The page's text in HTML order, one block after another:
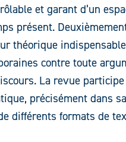
et garant d’un
présent.
théorique
contre toute
La revue
précisément dans
différents formats de